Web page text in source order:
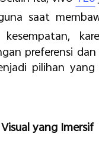
saat
preferensi
pilihan
yang Imersif